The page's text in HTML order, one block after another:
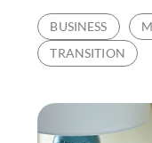
BUSINESS
TRANSITION